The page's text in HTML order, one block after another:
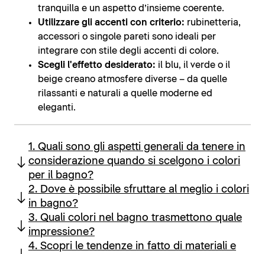
tranquilla e un aspetto d’insieme coerente.
Utilizzare gli accenti con criterio: rubinetteria,
accessori o singole pareti sono ideali per
integrare con stile degli accenti di colore.
Scegli l'effetto desiderato: il blu, il verde o il
beige creano atmosfere diverse – da quelle
rilassanti e naturali a quelle moderne ed
eleganti.
1. Quali sono gli aspetti generali da tenere in
considerazione quando si scelgono i colori
per il bagno?
2. Dove è possibile sfruttare al meglio i colori
in bagno?
3. Quali colori nel bagno trasmettono quale
impressione?
4. Scopri le tendenze in fatto di materiali e